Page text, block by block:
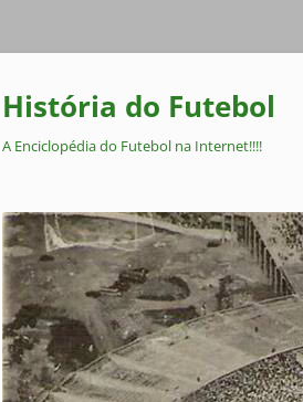
Pular
conteúdo
História do Futebol
A Enciclopédia do Futebol na Internet!!!!